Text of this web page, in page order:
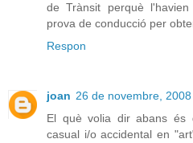
de Trànsit perquè
prova de conducció per
Respon
joan 26 de novembre,
El què volia dir abans
casual i/o accidental en